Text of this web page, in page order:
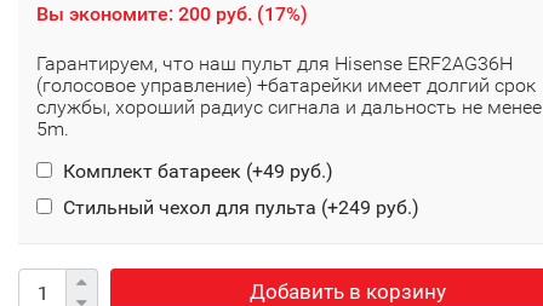
Вы экономите: 200 руб. (17%)
Гарантируем, что наш пульт для Hisense ERF2AG36H
(голосовое управление) +батарейки имеет долгий срок
службы, хороший радиус сигнала и дальность не менее
5m.
Комплект батареек (+49 руб.)
Стильный чехол для пульта (+249 руб.)
Добавить в корзину